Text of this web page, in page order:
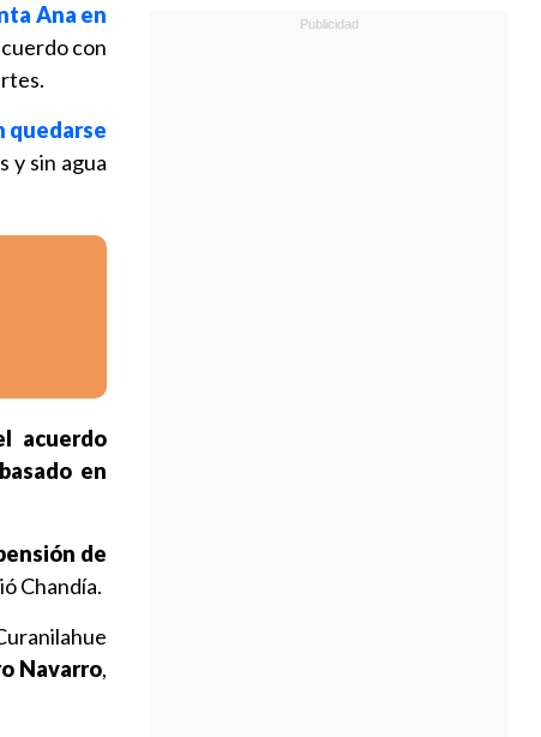
Ana en
con
quedarse
y sin agua
acuerdo
en
de
Chandía.
Navarro,